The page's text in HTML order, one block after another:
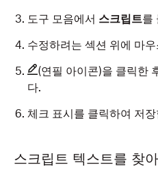
도구 모음에서 스크립트를
수정하려는 섹션 위에 마
(연필 아이콘)을 클릭한
다.
체크 표시를 클릭하여 저
스크립트 텍스트를 찾